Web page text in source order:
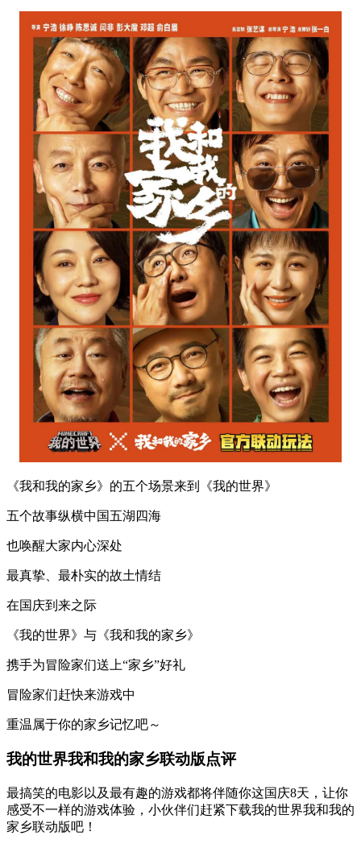
《我和我的家乡》的五个场景来到《我的世界》
五个故事纵横中国五湖四海
也唤醒大家内心深处
最真挚、最朴实的故土情结
在国庆到来之际
《我的世界》与《我和我的家乡》
携手为冒险家们送上“家乡”好礼
冒险家们赶快来游戏中
重温属于你的家乡记忆吧～
我的世界我和我的家乡联动版点评
最搞笑的电影以及最有趣的游戏都将伴随你这国庆8天，让你
感受不一样的游戏体验，小伙伴们赶紧下载我的世界我和我的
家乡联动版吧！